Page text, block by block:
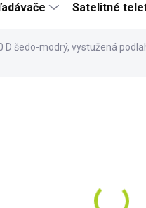
Satelitné
D šedo-modrý, vystužená